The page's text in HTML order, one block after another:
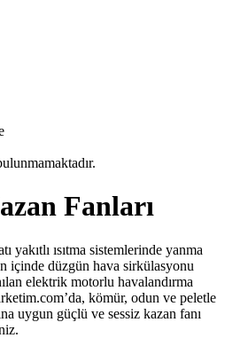
Fanları
yakıtlı ısıtma sistemlerinde yanma
içinde düzgün hava sirkülasyonu
elektrik motorlu havalandırma
kömür, odun ve peletle
uygun güçlü ve sessiz kazan fanı